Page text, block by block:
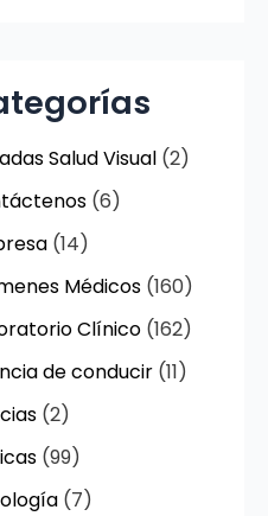
Salud Visual (2)
(6)
(14)
Médicos (160)
Clínico (162)
de conducir (11)
(2)
(99)
(7)